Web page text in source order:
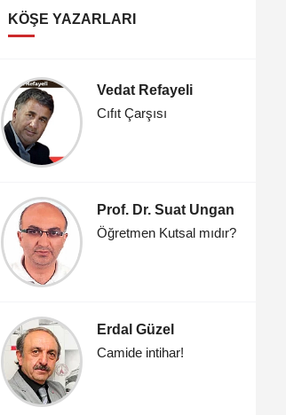
KÖŞE YAZARLARI
Vedat Refayeli
Cıfıt Çarşısı
Prof. Dr. Suat Ungan
Öğretmen Kutsal mıdır?
Erdal Güzel
Camide intihar!